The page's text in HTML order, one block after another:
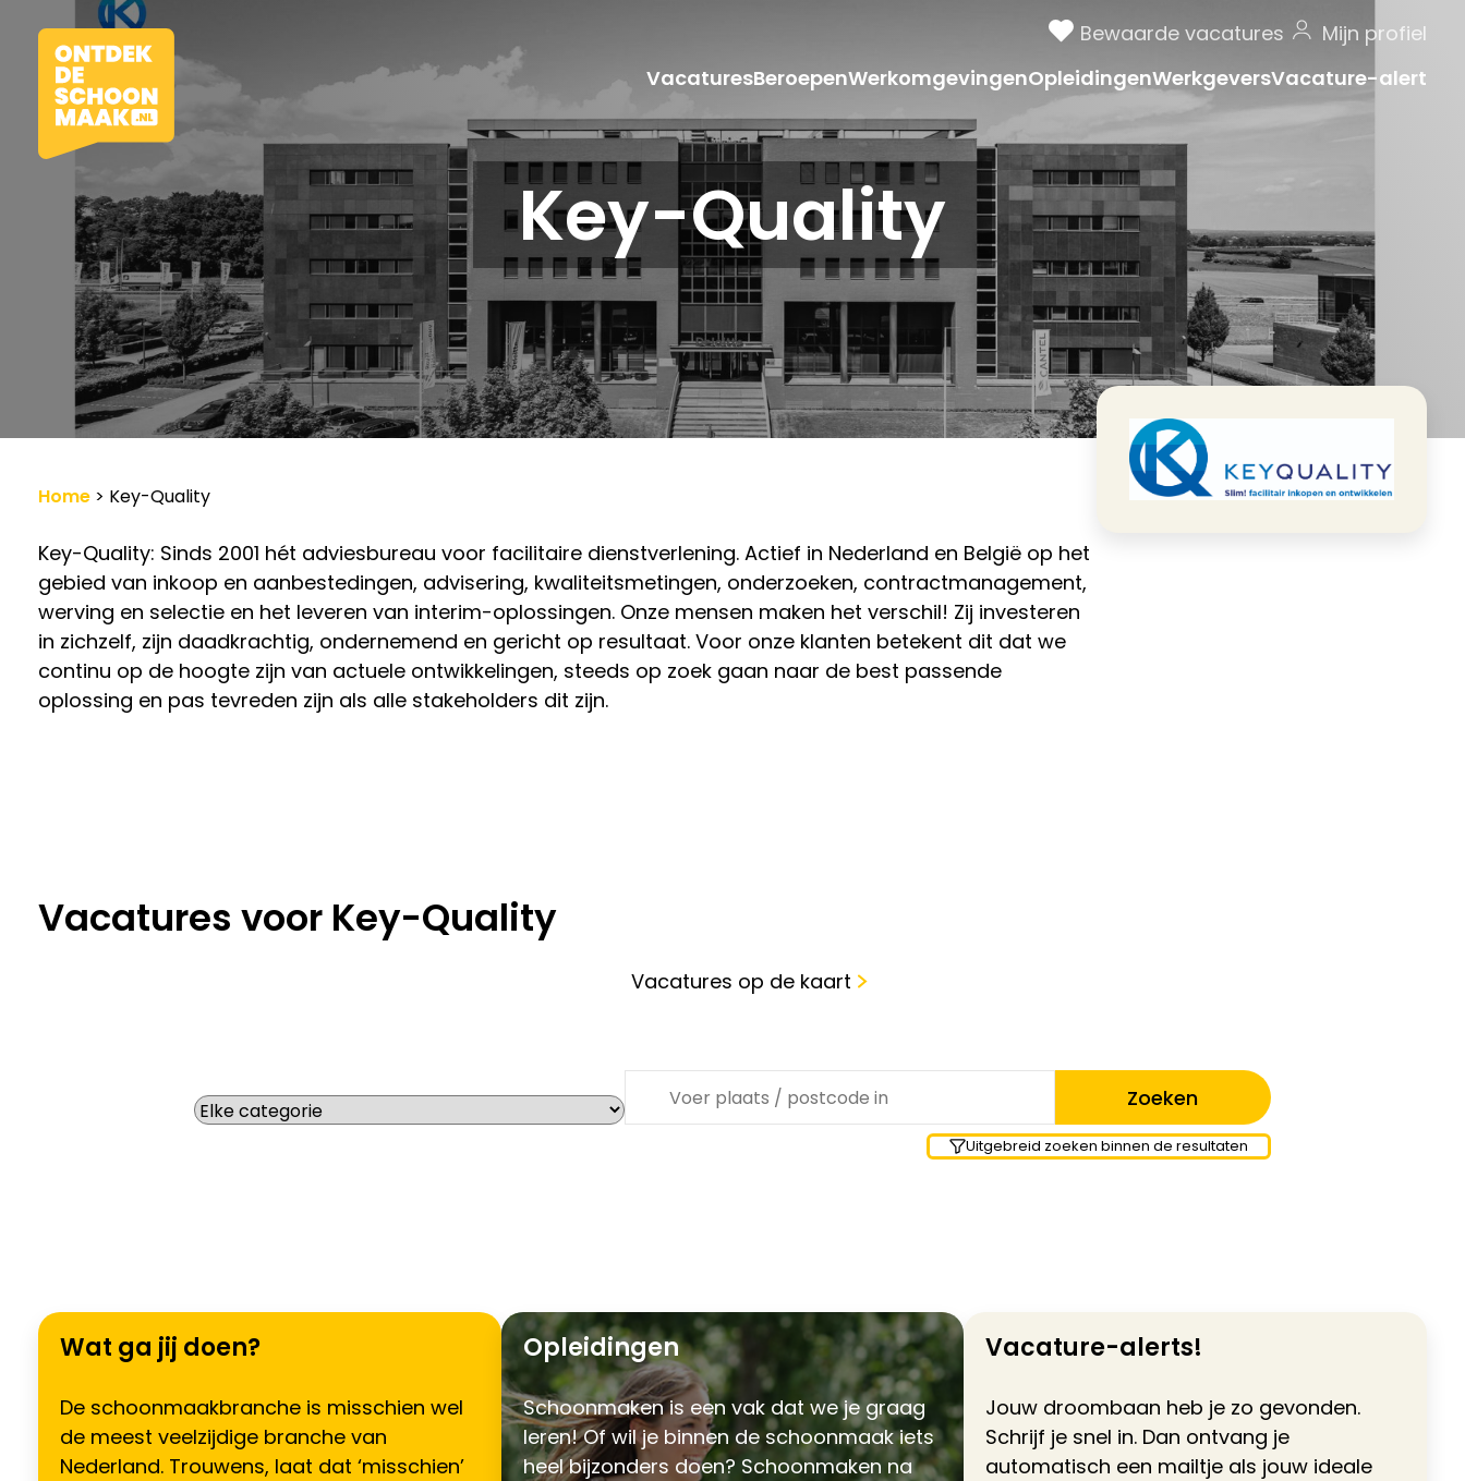
Bewaarde vacatures
Mijn profiel
VacaturesBeroepenWerkomgevingenOpleidingenWerkgeversVacature-alert
Key-Quality
Home > Key-Quality
Key-Quality: Sinds 2001 hét adviesbureau voor facilitaire dienstverlening. Actief in Nederland en België op het
gebied van inkoop en aanbestedingen, advisering, kwaliteitsmetingen, onderzoeken, contractmanagement,
werving en selectie en het leveren van interim-oplossingen. Onze mensen maken het verschil! Zij investeren
in zichzelf, zijn daadkrachtig, ondernemend en gericht op resultaat. Voor onze klanten betekent dit dat we
continu op de hoogte zijn van actuele ontwikkelingen, steeds op zoek gaan naar de best passende
oplossing en pas tevreden zijn als alle stakeholders dit zijn.
Vacatures voor Key-Quality
Vacatures op de kaart
Uitgebreid zoeken binnen de resultaten
Wat ga jij doen?
De schoonmaakbranche is misschien wel
de meest veelzijdige branche van
Nederland. Trouwens, laat dat ‘misschien’
Opleidingen
Schoonmaken is een vak dat we je graag
leren! Of wil je binnen de schoonmaak iets
heel bijzonders doen? Schoonmaken na
Vacature-alerts!
Jouw droombaan heb je zo gevonden.
Schrijf je snel in. Dan ontvang je
automatisch een mailtje als jouw ideale
Vacatures
Beroepen
Werkomgevingen
Opleidingen
Werkgevers
Vacature-alert